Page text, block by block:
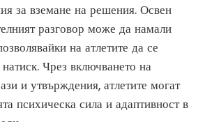
за вземане на решения. Освен
разговор може да намали
на атлетите да се
Чрез включването на
и утвърждения, атлетите могат
психическа сила и адаптивност в